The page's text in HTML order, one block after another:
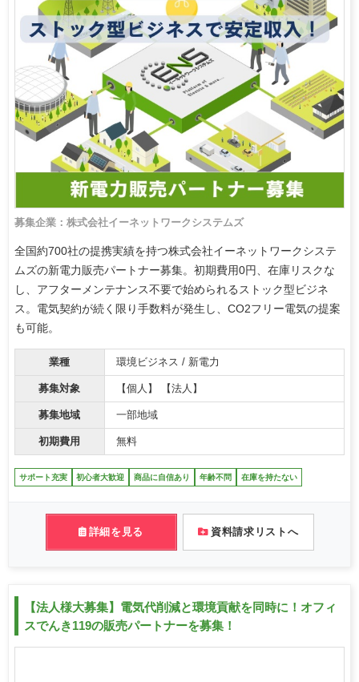
募集企業：株式会社イーネットワークシステムズ
全国約700社の提携実績を持つ株式会社イーネットワークシステ
ムズの新電力販売パートナー募集。初期費用0円、在庫リスクな
し、アフターメンテナンス不要で始められるストック型ビジネ
ス。電気契約が続く限り手数料が発生し、CO2フリー電気の提案
も可能。
業種 環境ビジネス / 新電力
募集対象 【個人】 【法人】
募集地域 一部地域
初期費用 無料
サポート充実 初心者大歓迎 商品に自信あり 年齢不問 在庫を持たない
詳細を見る 資料請求リストへ
【法人様大募集】電気代削減と環境貢献を同時に！オフィ
スでんき119の販売パートナーを募集！